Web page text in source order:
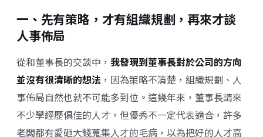
一、先有策略，才有組織規劃，再來才談
人事佈局
從和董事長的交談中， 我發現到董事長對於公司的方向
並沒有很清晰的想法 ，因為策略不清楚，組織規劃、人
事佈局自然也就不可能多到位。這幾年來，董事長請來
不少學經歷俱佳的人才，但優秀不一定代表適合，許多
老闆都有愛砸大錢蒐集人才的毛病，以為把好的人才高